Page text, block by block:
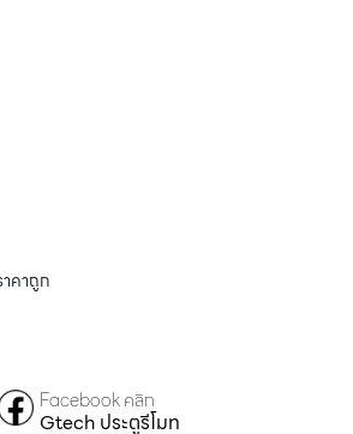
คาถูก
Facebook คลิก
Gtech ประตูรีโมท